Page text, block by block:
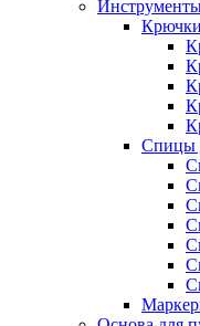
Крючки
Спицы